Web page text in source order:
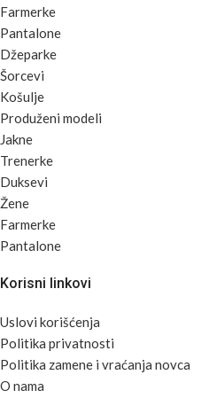
Farmerke
Pantalone
Džeparke
Šorcevi
Košulje
Produženi modeli
Jakne
Trenerke
Duksevi
Žene
Farmerke
Pantalone
Korisni linkovi
Uslovi korišćenja
Politika privatnosti
Politika zamene i vraćanja novca
O nama